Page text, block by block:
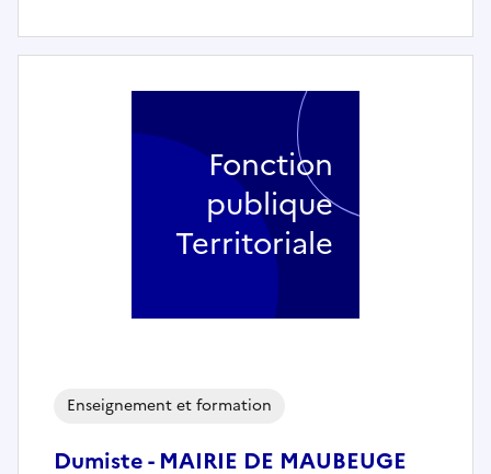
Dumiste - MAIRIE DE MAUBEUGE
Enseignement et formation
Fonction
publique
Territoriale